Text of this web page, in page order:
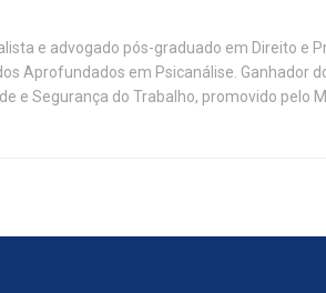
e advogado pós-graduado em Direito e
Aprofundados em Psicanálise. Ganhador
e Segurança do Trabalho, promovido pelo